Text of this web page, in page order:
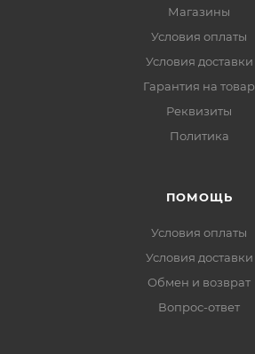
Магазины
Условия оплаты
Условия доставки
Гарантия на товар
Реквизиты
Политика
ПОМОЩЬ
Условия оплаты
Условия доставки
Обмен и возврат
Вопрос-ответ